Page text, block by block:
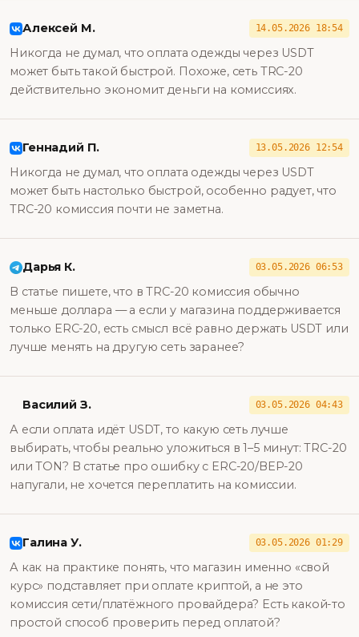
Алексей М. 14.05.2026 18:54
Никогда не думал, что оплата одежды через USDT
может быть такой быстрой. Похоже, сеть TRC-20
действительно экономит деньги на комиссиях.
Геннадий П. 13.05.2026 12:54
Никогда не думал, что оплата одежды через USDT
может быть настолько быстрой, особенно радует, что
TRC-20 комиссия почти не заметна.
Дарья К. 03.05.2026 06:53
В статье пишете, что в TRC-20 комиссия обычно
меньше доллара — а если у магазина поддерживается
только ERC-20, есть смысл всё равно держать USDT или
лучше менять на другую сеть заранее?
Василий З. 03.05.2026 04:43
А если оплата идёт USDT, то какую сеть лучше
выбирать, чтобы реально уложиться в 1–5 минут: TRC-20
или TON? В статье про ошибку с ERC-20/ВEP-20
напугали, не хочется переплатить на комиссии.
Галина У. 03.05.2026 01:29
А как на практике понять, что магазин именно «свой
курс» подставляет при оплате криптой, а не это
комиссия сети/платёжного провайдера? Есть какой-то
простой способ проверить перед оплатой?